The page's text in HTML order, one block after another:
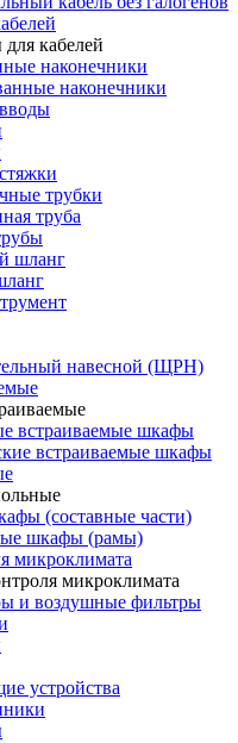
кабелей
наконечники
наконечники
трубки
труба
шланг
навесной (ЩРН)
встраиваемые шкафы
встраиваемые шкафы
(составные части)
шкафы (рамы)
микроклимата
микроклимата
и воздушные фильтры
устройства